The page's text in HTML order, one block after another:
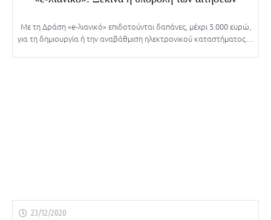
Με τη Δράση «e-λιανικό» επιδοτούνται δαπάνες, μέχρι 5.000 ευρώ,
για τη δημιουργία ή την αναβάθμιση ηλεκτρονικού καταστήματος…
23/12/2020